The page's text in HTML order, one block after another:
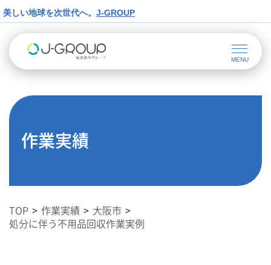
美しい地球を次世代へ。 J-GROUP
作業実績
TOP 作業実績
大阪市
処分に伴う不用品回収作業実例